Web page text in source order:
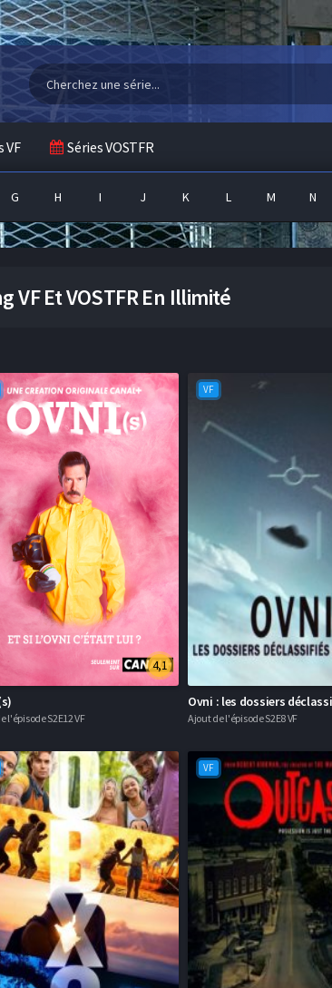
VF Séries VOSTFR
G H I J K L M N
VF Et VOSTFR En Illimité
4,1
l'épisode S2E12 VF
VF
Ajout de l'épisode S2E8 VF
VF